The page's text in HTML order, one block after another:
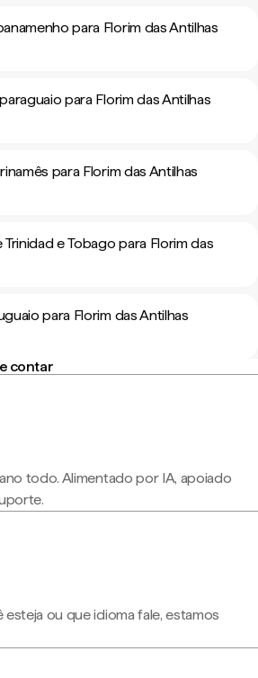
para Florim das Antilhas
para Florim das Antilhas
para Florim das Antilhas
e Tobago para Florim das
para Florim das Antilhas
contar
todo. Alimentado por IA, apoiado
ou que idioma fale, estamos